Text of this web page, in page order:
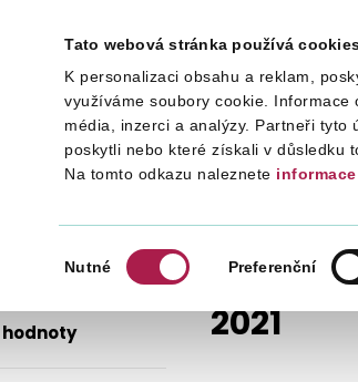
Tato webová stránka používá
K personalizaci obsahu a reklam,
využíváme soubory cookie.
média, inzerci a analýzy. Partneři tyto
poskytli nebo které získali v důsledku
Na tomto odkazu naleznete informace
souhlasu
Nutné Preferenční
Finanční správa
2021
hodnoty